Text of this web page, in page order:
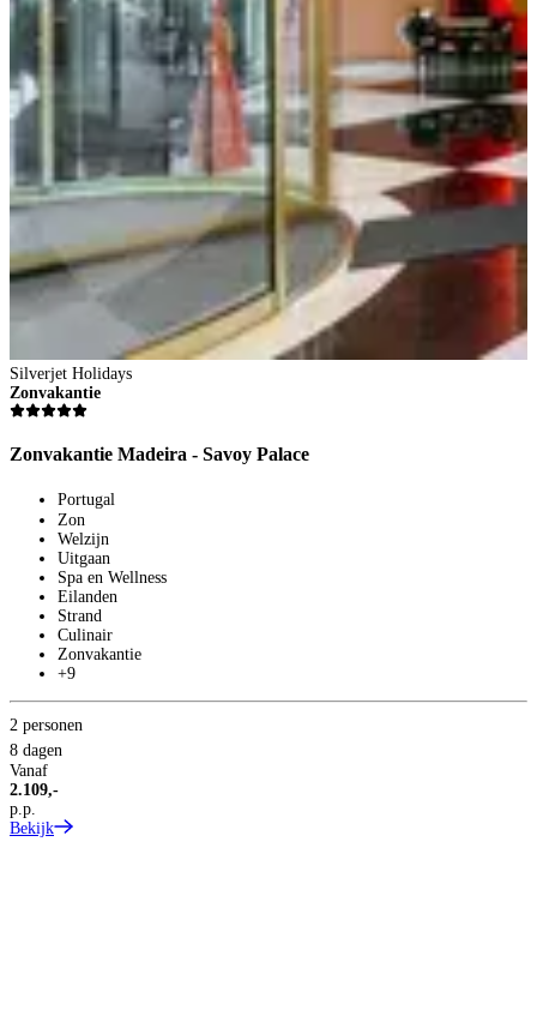
Silverjet Holidays
Zonvakantie
Zonvakantie Madeira - Savoy Palace
Portugal
Zon
Welzijn
Uitgaan
Spa en Wellness
Eilanden
Strand
Culinair
Zonvakantie
+9
2 personen
8 dagen
Vanaf
2.109,-
p.p.
Bekijk